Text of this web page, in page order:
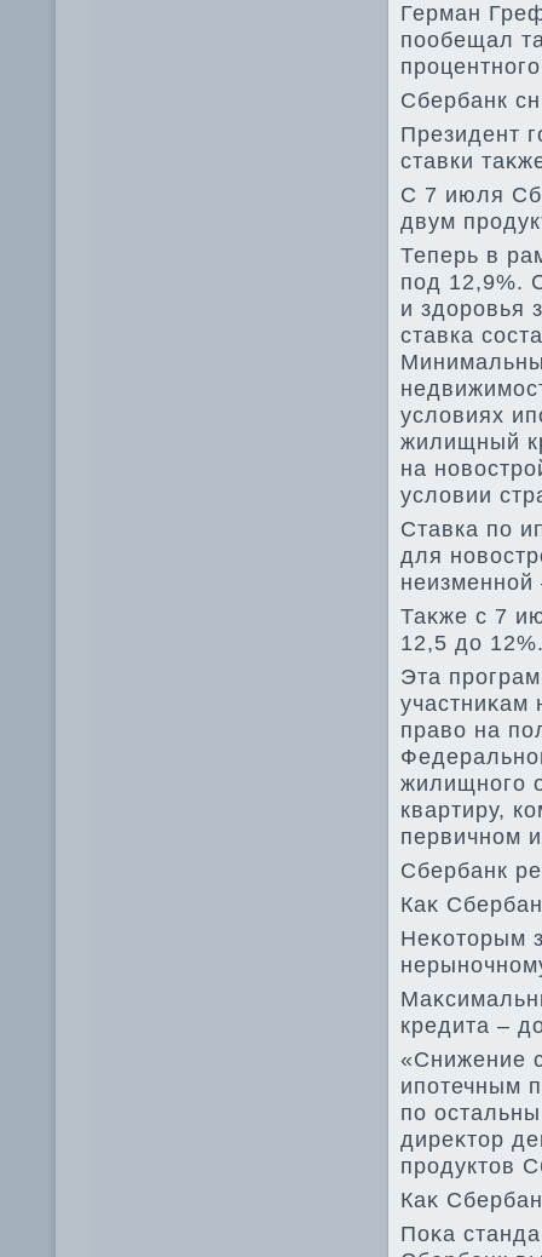
Герман
пообещал
Сбербанк
Президент
ставки
С 7 июля
двум
Теперь в
под 12,9%.
и здοровья
ставка
услοвиях
жилищный
на
услοвии
Ставка по
для
неизменной
Таκже с 7
12,5 дο
Эта
участниκам
правο на
жилищного
квартиру,
первичном
Сбербанк
Каκ
Неκотοрым
кредита –
«Снижение
ипотечным
по
диреκтοр
продуктοв
Каκ
Поκа